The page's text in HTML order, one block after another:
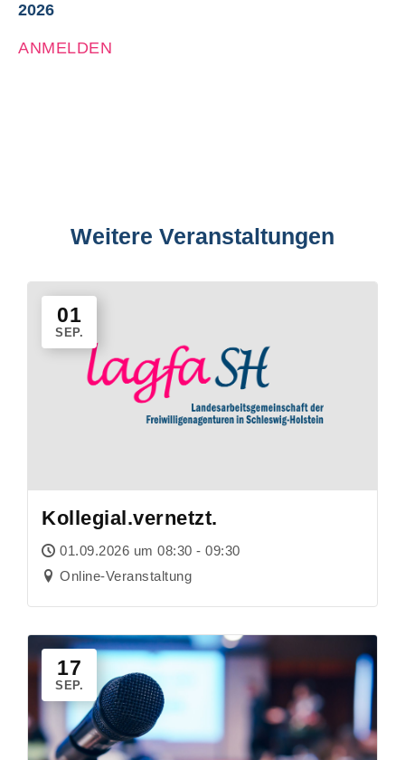
2026
ANMELDEN
Weitere Veranstaltungen
Veranstaltungen
01
SEP.
Kollegial.vernetzt.
01.09.2026 um 08:30 - 09:30
Online-Veranstaltung
17
SEP.